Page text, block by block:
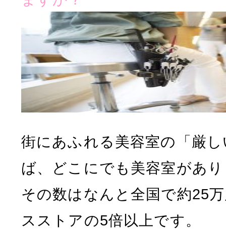
街にあふれる美容室の「厳
ば、どこにでも美容室があ
その数はなんと全国で約25
スストアの5倍以上です。